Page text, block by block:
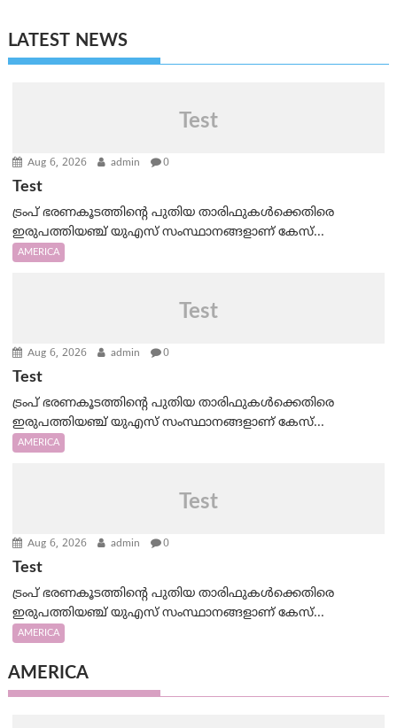
LATEST NEWS
Test
Aug 6, 2026 admin 0
Test
ട്രംപ് ഭരണകൂടത്തിന്റെ പുതിയ താരിഫുകൾക്കെതിരെ
ഇരുപത്തിയഞ്ച് യുഎസ് സംസ്ഥാനങ്ങളാണ് കേസ്...
AMERICA
Test
Aug 6, 2026 admin 0
Test
ട്രംപ് ഭരണകൂടത്തിന്റെ പുതിയ താരിഫുകൾക്കെതിരെ
ഇരുപത്തിയഞ്ച് യുഎസ് സംസ്ഥാനങ്ങളാണ് കേസ്...
AMERICA
Test
Aug 6, 2026 admin 0
Test
ട്രംപ് ഭരണകൂടത്തിന്റെ പുതിയ താരിഫുകൾക്കെതിരെ
ഇരുപത്തിയഞ്ച് യുഎസ് സംസ്ഥാനങ്ങളാണ് കേസ്...
AMERICA
AMERICA